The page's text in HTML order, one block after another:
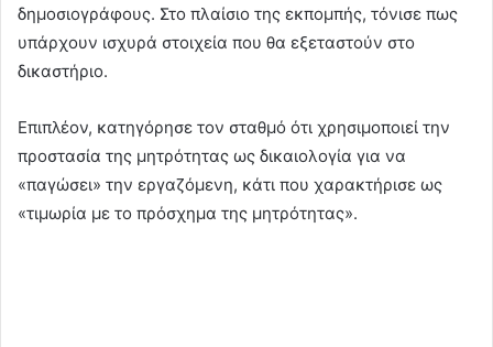
δημοσιογράφους. Στο πλαίσιο της εκπομπής, τόνισε πως
υπάρχουν ισχυρά στοιχεία που θα εξεταστούν στο
δικαστήριο.
Επιπλέον, κατηγόρησε τον σταθμό ότι χρησιμοποιεί την
προστασία της μητρότητας ως δικαιολογία για να
«παγώσει» την εργαζόμενη, κάτι που χαρακτήρισε ως
«τιμωρία με το πρόσχημα της μητρότητας».